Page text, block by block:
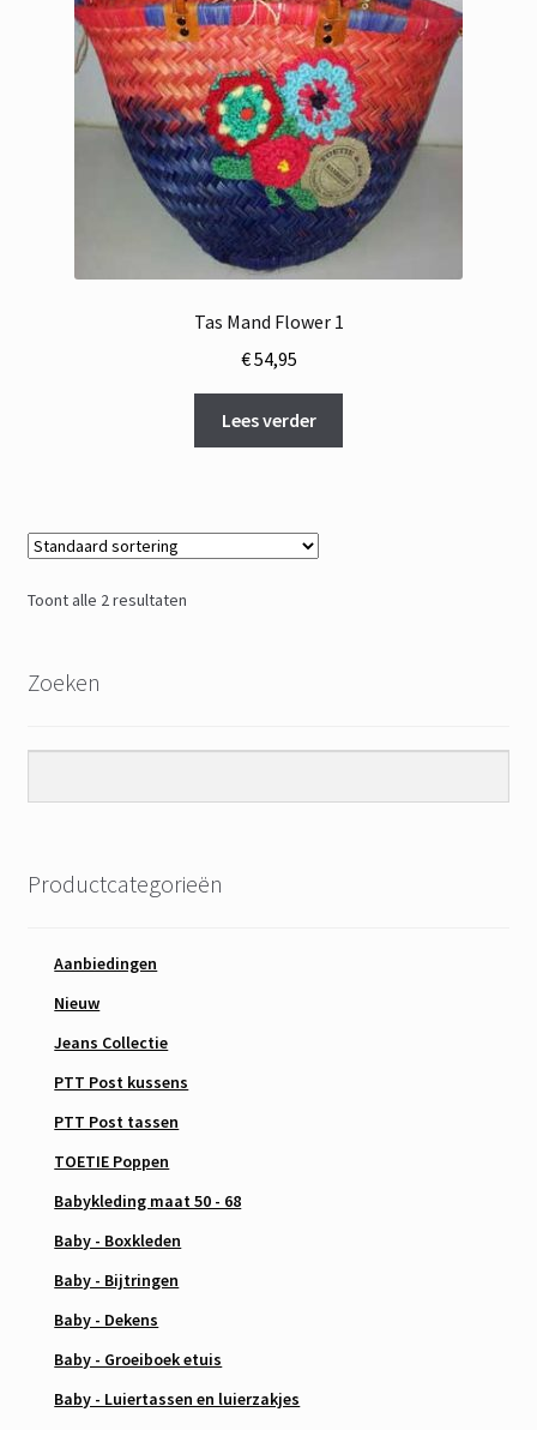
Tas Mand Flower 1
€54,95
Lees verder
Toont alle 2 resultaten
Zoeken
Productcategorieën
Aanbiedingen
Nieuw
Jeans Collectie
PTT Post kussens
PTT Post tassen
TOETIE Poppen
Babykleding maat 50 - 68
Baby - Boxkleden
Baby - Bijtringen
Baby - Dekens
Baby - Groeiboek etuis
Baby - Luiertassen en luierzakjes